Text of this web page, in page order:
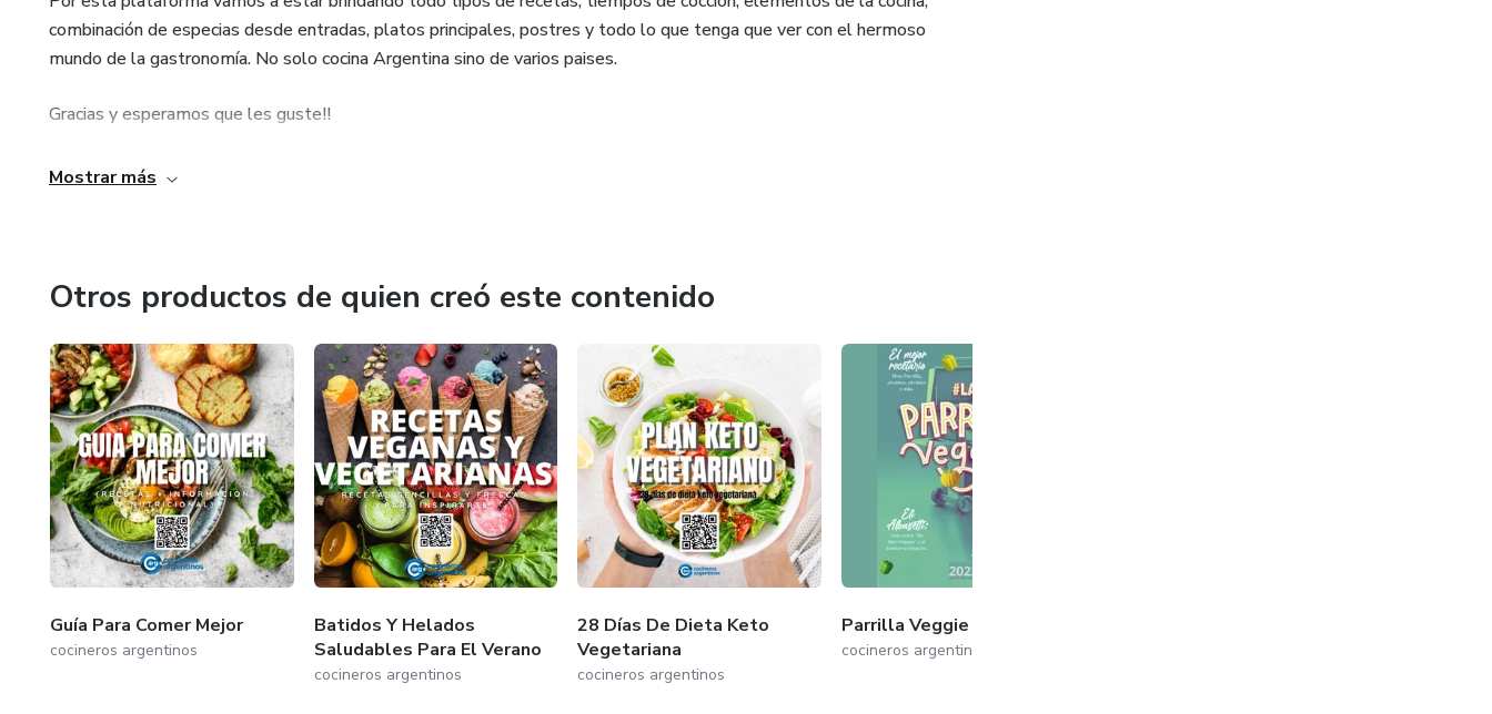
combinación de especias desde entradas, platos principales, postres y todo lo que tenga que ver con el hermoso
mundo de la gastronomía. No solo cocina Argentina sino de varios paises.
Gracias y esperamos que les guste!!
Mostrar más
Otros productos de quien creó este contenido
Guía Para Comer Mejor
cocineros argentinos
Batidos Y Helados
Saludables Para El Verano
cocineros argentinos
28 Días De Dieta Keto
Vegetariana
cocineros argentinos
Parrilla Veggie
cocineros argentinos